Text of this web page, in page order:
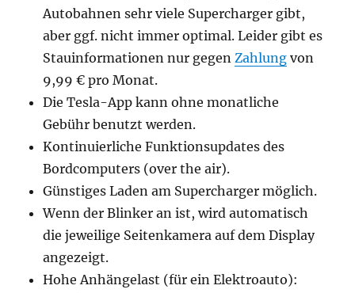
Autobahnen sehr viele Supercharger gibt,
aber ggf. nicht immer optimal. Leider gibt es
Stauinformationen nur gegenZahlung von
9,99 € pro Monat.
Die Tesla-App kann ohne monatliche
Gebühr benutzt werden.
Kontinuierliche Funktionsupdates des
Bordcomputers (over the air).
Günstiges Laden am Supercharger möglich.
Wenn der Blinker an ist, wird automatisch
die jeweilige Seitenkamera auf dem Display
angezeigt.
Hohe Anhängelast (für ein Elektroauto):